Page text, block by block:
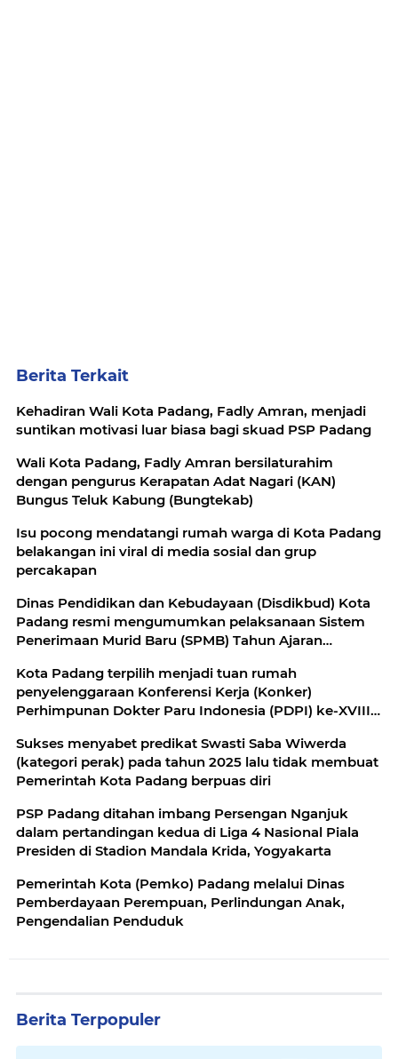
Berita Terkait
Kehadiran Wali Kota Padang, Fadly Amran, menjadi
suntikan motivasi luar biasa bagi skuad PSP Padang
Wali Kota Padang, Fadly Amran bersilaturahim
dengan pengurus Kerapatan Adat Nagari (KAN)
Bungus Teluk Kabung (Bungtekab)
Isu pocong mendatangi rumah warga di Kota Padang
belakangan ini viral di media sosial dan grup
percakapan
Dinas Pendidikan dan Kebudayaan (Disdikbud) Kota
Padang resmi mengumumkan pelaksanaan Sistem
Penerimaan Murid Baru (SPMB) Tahun Ajaran
Kota Padang terpilih menjadi tuan rumah
penyelenggaraan Konferensi Kerja (Konker)
Perhimpunan Dokter Paru Indonesia (PDPI) ke-XVIII
mendatang
Sukses menyabet predikat Swasti Saba Wiwerda
(kategori perak) pada tahun 2025 lalu tidak membuat
Pemerintah Kota Padang berpuas diri
PSP Padang ditahan imbang Persengan Nganjuk
dalam pertandingan kedua di Liga 4 Nasional Piala
Presiden di Stadion Mandala Krida, Yogyakarta
Pemerintah Kota (Pemko) Padang melalui Dinas
Pemberdayaan Perempuan, Perlindungan Anak,
Pengendalian Penduduk
Berita Terpopuler